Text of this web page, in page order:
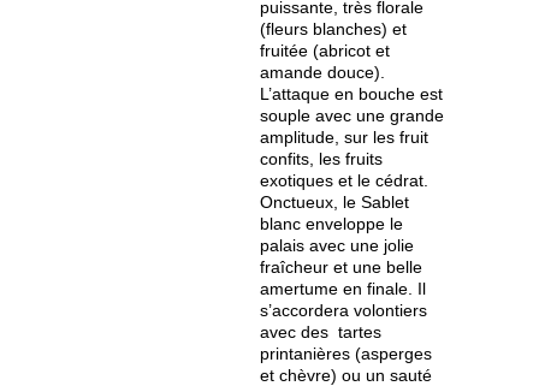
puissante, très florale
(fleurs blanches) et
fruitée (abricot et
amande douce).
L’attaque en bouche est
souple avec une grande
amplitude, sur les fruit
confits, les fruits
exotiques et le cédrat.
Onctueux, le Sablet
blanc enveloppe le
palais avec une jolie
fraîcheur et une belle
amertume en finale. Il
s’accordera volontiers
avec des tartes
printanières (asperges
et chèvre) ou un sauté